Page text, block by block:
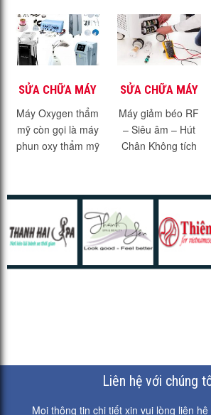
SỬA CHỮA MÁY
OXY THẨM MỸ
Máy Oxygen thẩm
mỹ còn gọi là máy
phun oxy thẩm mỹ
phục vụ công tác
làm đẹp da...
SỬA CHỮA MÁY
GIẢM BÉO
Máy giảm béo RF
– Siêu âm – Hút
Chân Không tích
nhất, thích hợp sử
Spa, Thẩm...
Liên hệ với chúng
Mọi thông tin chi tiết xin vui lòng liên